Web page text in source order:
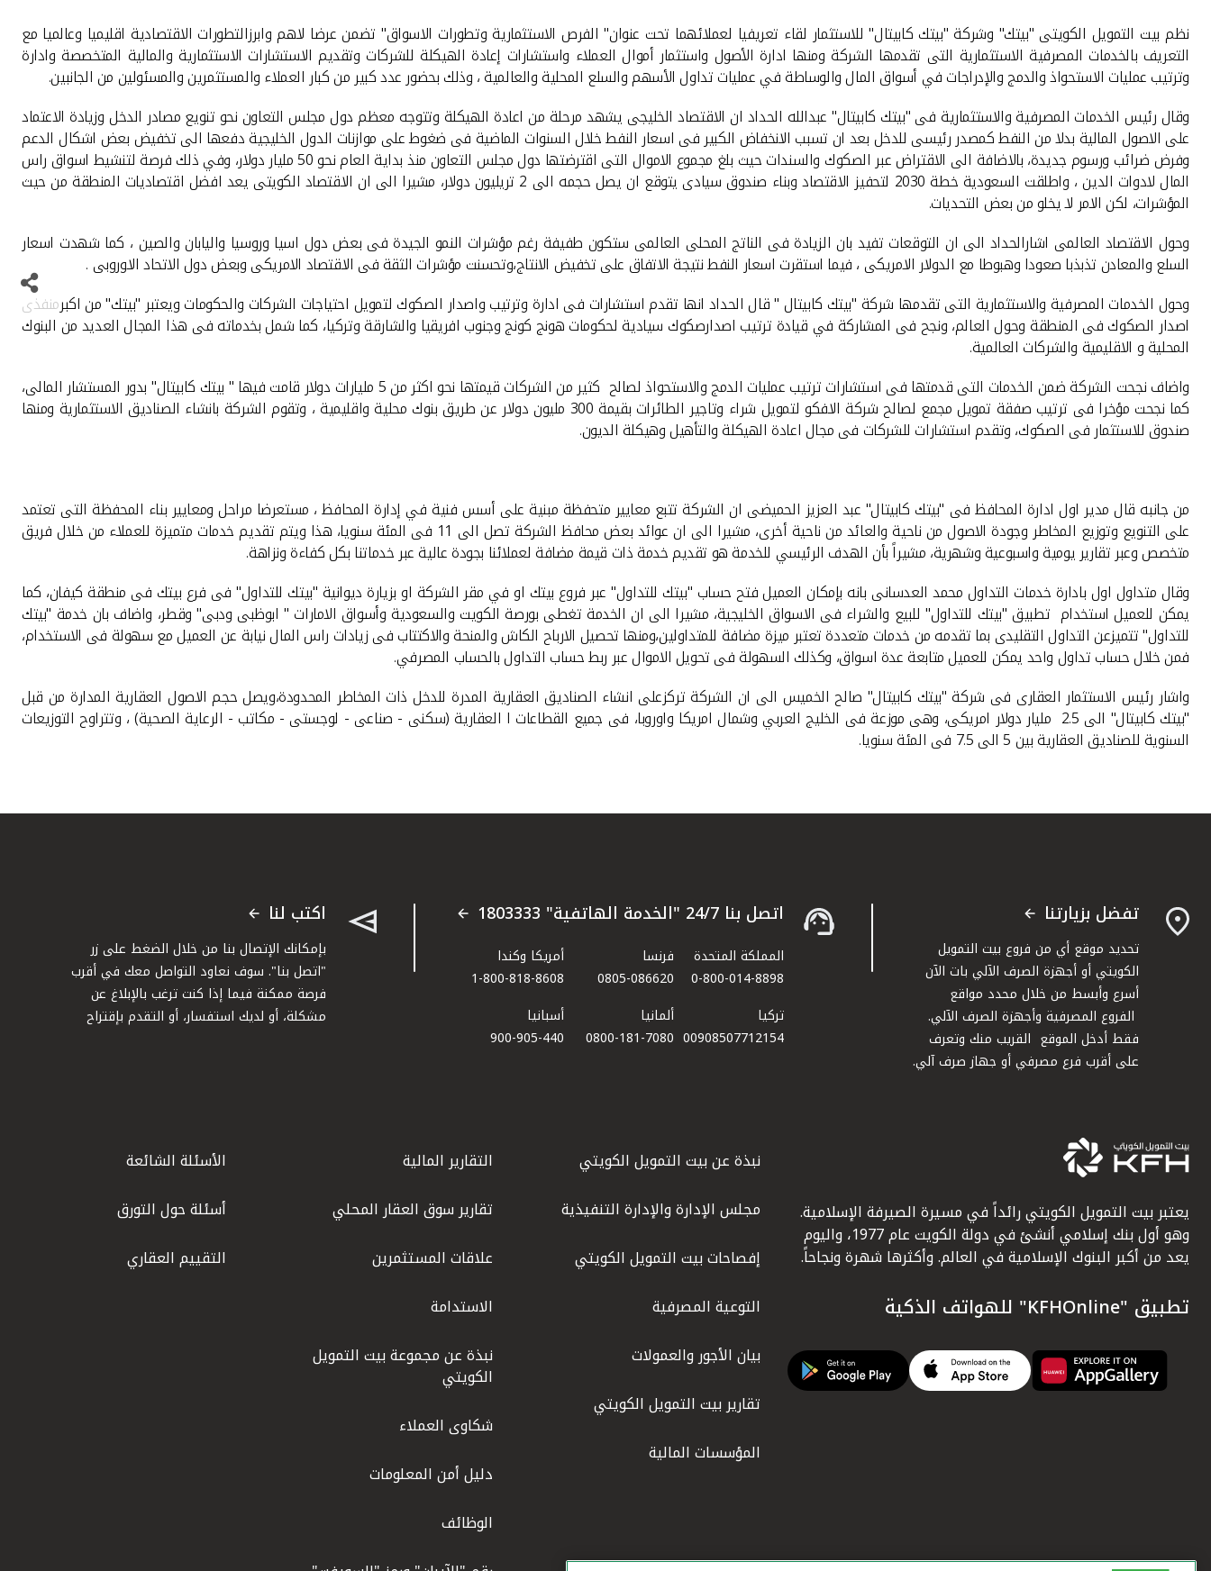
نظم بيت التمويل الكويتى "بيتك" وشركة "بيتك كابيتال" للاستثمار لقاء تعريفيا لعملائهما تحت عنوان" الفرص الاستثمارية وتطورات الاسواق" تضمن عرضا لاهم وابرزالتطورات الاقتصادية اقليميا وعالميا مع
التعريف بالخدمات المصرفية الاستثمارية التى تقدمها الشركة ومنها ادارة الأصول واستثمار أموال العملاء واستشارات إعادة الهيكلة للشركات وتقديم الاستشارات الاستثمارية والمالية المتخصصة وادارة
وترتيب عمليات الاستحواذ والدمج والإدراجات في أسواق المال والوساطة في عمليات تداول الأسهم والسلع المحلية والعالمية ، وذلك بحضور عدد كبير من كبار العملاء والمستثمرين والمسئولين من الجانبين.
وقال رئيس الخدمات المصرفية والاستثمارية فى "بيتك كابيتال" عبدالله الحداد ان الاقتصاد الخليجى يشهد مرحلة من اعادة الهيكلة وتتوجه معظم دول مجلس التعاون نحو تنويع مصادر الدخل وزيادة الاعتماد
على الاصول المالية بدلا من النفط كمصدر رئيسى للدخل بعد ان تسبب الانخفاض الكبير فى اسعار النفط خلال السنوات الماضية فى ضغوط على موازنات الدول الخليجية دفعها الى تخفيض بعض اشكال الدعم
وفرض ضرائب ورسوم جديدة، بالاضافة الى الاقتراض عبر الصكوك والسندات حيث بلغ مجموع الاموال التى اقترضتها دول مجلس التعاون منذ بداية العام نحو 50 مليار دولار، وفي ذلك فرصة لتنشيط اسواق راس
المال لادوات الدين ، واطلقت السعودية خطة 2030 لتحفيز الاقتصاد وبناء صندوق سيادى يتوقع ان يصل حجمه الى 2 تريليون دولار، مشيرا الى ان الاقتصاد الكويتى يعد افضل اقتصاديات المنطقة من حيث
المؤشرات، لكن الامر لا يخلو من بعض التحديات.
وحول الاقتصاد العالمى اشارالحداد الى ان التوقعات تفيد بان الزيادة فى الناتج المحلى العالمى ستكون طفيفة رغم مؤشرات النمو الجيدة فى بعض دول اسيا وروسيا واليابان والصين ، كما شهدت اسعار
السلع والمعادن تذبذبا صعودا وهبوطا مع الدولار الامريكى ، فيما استقرت اسعار النفط نتيجة الاتفاق على تخفيض الانتاج،وتحسنت مؤشرات الثقة فى الاقتصاد الامريكى وبعض دول الاتحاد الاوروبى .
وحول الخدمات المصرفية والاستثمارية التى تقدمها شركة "بيتك كابيتال " قال الحداد انها تقدم استشارات فى ادارة وترتيب واصدار الصكوك لتمويل احتياجات الشركات والحكومات ويعتبر "بيتك" من اكبرمنفذى
اصدار الصكوك فى المنطقة وحول العالم، ونجح فى المشاركة في قيادة ترتيب اصدارصكوك سيادية لحكومات هونج كونج وجنوب افريقيا والشارقة وتركيا، كما شمل بخدماته فى هذا المجال العديد من البنوك
المحلية و الاقليمية والشركات العالمية.
واضاف نجحت الشركة ضمن الخدمات التى قدمتها فى استشارات ترتيب عمليات الدمج والاستحواذ لصالح كثير من الشركات قيمتها نحو اكثر من 5 مليارات دولار قامت فيها " بيتك كابيتال" بدور المستشار المالى،
كما نجحت مؤخرا فى ترتيب صفقة تمويل مجمع لصالح شركة الافكو لتمويل شراء وتاجير الطائرات بقيمة 300 مليون دولار عن طريق بنوك محلية واقليمية ، وتقوم الشركة بانشاء الصناديق الاستثمارية ومنها
صندوق للاستثمار فى الصكوك، وتقدم استشارات للشركات فى مجال اعادة الهيكلة والتأهيل وهيكلة الديون.
من جانبه قال مدير اول ادارة المحافظ فى "بيتك كابيتال" عبد العزيز الحميضى ان الشركة تتبع معايير متحفظة مبنية على أسس فنية في إدارة المحافظ ، مستعرضا مراحل ومعايير بناء المحفظة التى تعتمد
على التنويع وتوزيع المخاطر وجودة الاصول من ناحية والعائد من ناحية أخرى، مشيرا الى ان عوائد بعض محافظ الشركة تصل الى 11 فى المئة سنويا، هذا ويتم تقديم خدمات متميزة للعملاء من خلال فريق
متخصص وعبر تقارير يومية واسبوعية وشهرية، مشيراً بأن الهدف الرئيسي للخدمة هو تقديم خدمة ذات قيمة مضافة لعملائنا بجودة عالية عبر خدماتنا بكل كفاءة ونزاهة.
وقال متداول اول بادارة خدمات التداول محمد العدسانى بانه بإمكان العميل فتح حساب "بيتك للتداول" عبر فروع بيتك او في مقر الشركة او بزيارة ديوانية "بيتك للتداول" فى فرع بيتك فى منطقة كيفان، كما
يمكن للعميل استخدام تطبيق "بيتك للتداول" للبيع والشراء فى الاسواق الخليجية، مشيرا الى ان الخدمة تغطى بورصة الكويت والسعودية وأسواق الامارات " ابوظبى ودبى" وقطر، واضاف بان خدمة "بيتك
للتداول" تتميزعن التداول التقليدى بما تقدمه من خدمات متعددة تعتبر ميزة مضافة للمتداولين،ومنها تحصيل الارباح الكاش والمنحة والاكتتاب فى زيادات راس المال نيابة عن العميل مع سهولة فى الاستخدام،
فمن خلال حساب تداول واحد يمكن للعميل متابعة عدة اسواق، وكذلك السهولة فى تحويل الاموال عبر ربط حساب التداول بالحساب المصرفي.
واشار رئيس الاستثمار العقارى فى شركة "بيتك كابيتال" صالح الخميس الى ان الشركة تركزعلى انشاء الصناديق العقارية المدرة للدخل ذات المخاطر المحدودة،ويصل حجم الاصول العقارية المدارة من قبل
"بيتك كابيتال" الى 2.5 مليار دولار امريكى، وهى موزعة فى الخليج العربي وشمال امريكا واوروبا، فى جميع القطاعات ا العقارية (سكنى - صناعى - لوجستى - مكاتب - الرعاية الصحية) ، وتتراوح التوزيعات
السنوية للصناديق العقارية بين 5 الى 7.5 فى المئة سنويا.
تفضل بزيارتنا
تحديد موقع أي من فروع بيت التمويل
الكويتي أو أجهزة الصرف الآلي بات الآن
أسرع وأبسط من خلال محدد مواقع
الفروع المصرفية وأجهزة الصرف الآلي.
فقط أدخل الموقع القريب منك وتعرف
على أقرب فرع مصرفي أو جهاز صرف آلي.
اتصل بنا 24/7 "الخدمة الهاتفية" 1803333
المملكة المتحدة
0-800-014-8898
فرنسا
0805-086620
أمريكا وكندا
1-800-818-8608
تركيا
00908507712154​
ألمانيا
0800-181-7080
أسبانيا
900-905-440
اكتب لنا
بإمكانك الإتصال بنا من خلال الضغط على زر
"اتصل بنا". سوف نعاود التواصل معك في أقرب
فرصة ممكنة فيما إذا كنت ترغب بالإبلاغ عن
مشكلة، أو لديك استفسار، أو التقدم بإقتراح
يعتبر بيت التمويل الكويتي رائداً في مسيرة الصيرفة الإسلامية.
وهو أول بنك إسلامي أنشئ في دولة الكويت عام 1977، واليوم
يعد من أكبر البنوك الإسلامية في العالم. وأكثرها شهرة ونجاحاً.
تطبيق "KFHOnline" للهواتف الذكية
نبذة عن بيت التمويل الكويتي
مجلس الإدارة والإدارة التنفيذية
إفصاحات بيت التمويل الكويتي
التوعية المصرفية
بيان الأجور والعمولات
تقارير بيت التمويل الكويتي
المؤسسات المالية
التقارير المالية
تقارير سوق العقار المحلي
علاقات المستثمرين
الاستدامة
نبذة عن مجموعة بيت التمويل
الكويتي
شكاوى العملاء
دليل أمن المعلومات
الوظائف
الأسئلة الشائعة
أسئلة حول التورق
التقييم العقاري